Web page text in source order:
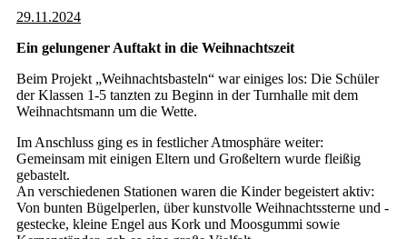
29.11.2024
Ein gelungener Auftakt in die Weihnachtszeit
Beim Projekt „Weihnachtsbasteln“ war einiges los: Die Schüler
der Klassen 1-5 tanzten zu Beginn in der Turnhalle mit dem
Weihnachtsmann um die Wette.
Im Anschluss ging es in festlicher Atmosphäre weiter:
Gemeinsam mit einigen Eltern und Großeltern wurde fleißig
gebastelt.
An verschiedenen Stationen waren die Kinder begeistert aktiv:
Von bunten Bügelperlen, über kunstvolle Weihnachtssterne und -
gestecke, kleine Engel aus Kork und Moosgummi sowie